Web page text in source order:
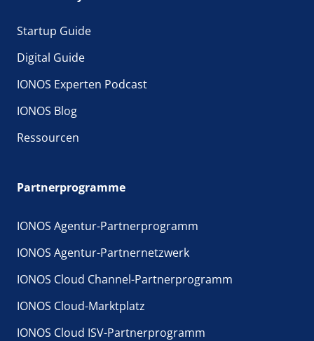
Startup Guide
Digital Guide
IONOS Experten Podcast
IONOS Blog
Ressourcen
Partnerprogramme
IONOS Agentur-Partnerprogramm
IONOS Agentur-Partnernetzwerk
IONOS Cloud Channel-Partnerprogramm
IONOS Cloud-Marktplatz
IONOS Cloud ISV-Partnerprogramm